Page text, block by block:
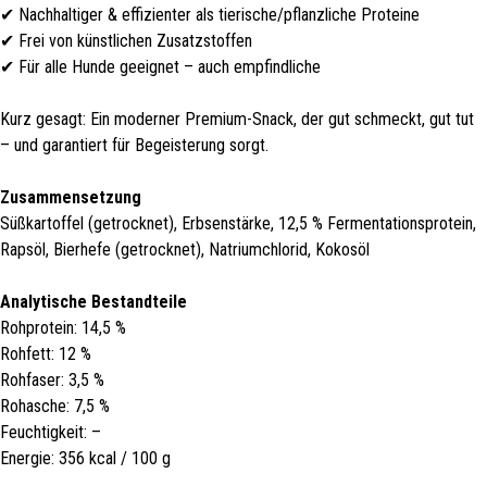
✔ Nachhaltiger & effizienter als tierische/pflanzliche Proteine
✔ Frei von künstlichen Zusatzstoffen
✔ Für alle Hunde geeignet – auch empfindliche
Kurz gesagt: Ein moderner Premium-Snack, der gut schmeckt, gut tut
– und garantiert für Begeisterung sorgt.
Zusammensetzung
Süßkartoffel (getrocknet), Erbsenstärke, 12,5 % Fermentationsprotein,
Rapsöl, Bierhefe (getrocknet), Natriumchlorid, Kokosöl
Analytische Bestandteile
Rohprotein: 14,5 %
Rohfett: 12 %
Rohfaser: 3,5 %
Rohasche: 7,5 %
Feuchtigkeit: –
Energie: 356 kcal / 100 g